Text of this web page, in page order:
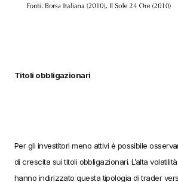
Titoli obbligazionari
Per gli investitori meno attivi è possibile
di crescita sui titoli obbligazionari. L’alta
hanno indirizzato questa tipologia di trader